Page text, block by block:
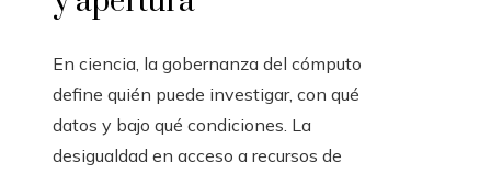
En ciencia, la gobernanza del cómputo
define quién puede investigar, con qué
datos y bajo qué condiciones. La
desigualdad en acceso a recursos de